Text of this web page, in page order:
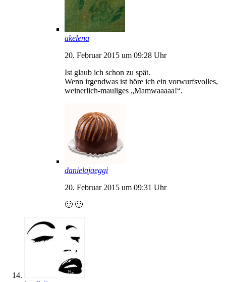
akelena
20. Februar 2015 um 09:28 Uhr
Ist glaub ich schon zu spät.
Wenn irgendwas ist höre ich ein vorwurfsvolles,
weinerlich-mauliges „Mamwaaaaa!“.
danielajaeggi
20. Februar 2015 um 09:31 Uhr
🙂 🙂